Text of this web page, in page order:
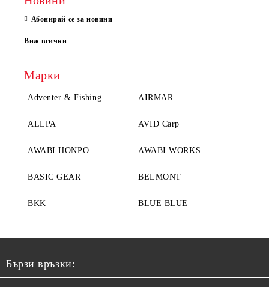
Абонирай се за новини
Виж всички
Марки
Adventer & Fishing AIRMAR
ALLPA AVID Carp
AWABI HONPO AWABI WORKS
BASIC GEAR BELMONT
BKK BLUE BLUE
Бързи връзки: